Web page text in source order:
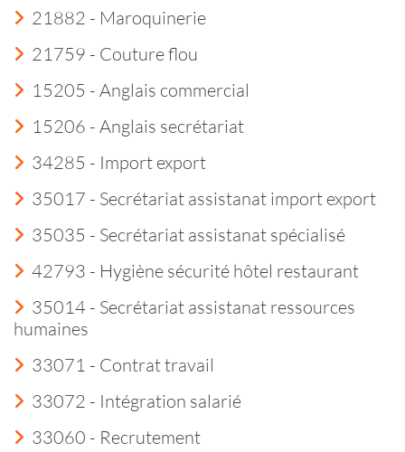
21882 - Maroquinerie
21759 - Couture flou
15205 - Anglais commercial
15206 - Anglais secrétariat
34285 - Import export
35017 - Secrétariat assistanat import export
35035 - Secrétariat assistanat spécialisé
42793 - Hygiène sécurité hôtel restaurant
35014 - Secrétariat assistanat ressources
humaines
33071 - Contrat travail
33072 - Intégration salarié
33060 - Recrutement